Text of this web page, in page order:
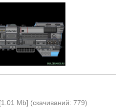
[1.01 Mb] (cкачиваний: 779)